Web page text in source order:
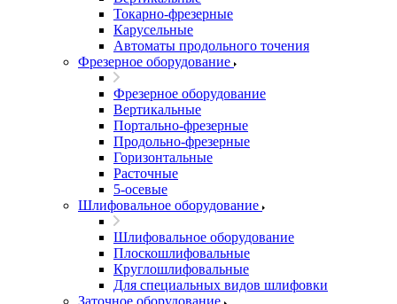
Токарно-фрезерные
Карусельные
Автоматы продольного точения
Фрезерное оборудование
Фрезерное оборудование
Вертикальные
Портально-фрезерные
Продольно-фрезерные
Горизонтальные
Расточные
5-осевые
Шлифовальное оборудование
Шлифовальное оборудование
Плоскошлифовальные
Круглошлифовальные
Для специальных видов шлифовки
Заточное оборудование